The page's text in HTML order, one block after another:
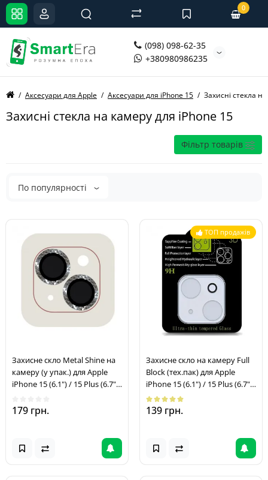
(098) 098-62-35
+380980986235
0
Аксесуари для Apple Аксесуари для iPhone 15 Захисні стекла
Захисні стекла на камеру для iPhone 15
Фільтр товарів
По популярності
Захисне скло Metal Shine на
камеру (у упак.) для Apple
iPhone 15 (6.1") / 15 Plus (6.7")
179 грн.
ТОП продажів
Захисне скло на камеру Full
Block (тех.пак) для Apple
iPhone 15 (6.1") / 15 Plus (6.7")
Прозорий
139 грн.